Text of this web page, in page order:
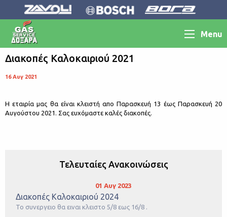
Menu
Διακοπές Καλοκαιριού 2021
16 Αυγ 2021
Η εταιρία μας θα είναι κλειστή απο Παρασκευή 13 έως Παρασκευή 20
Αυγούστου 2021. Σας ευχόμαστε καλές διακοπές.
Τελευταίες Ανακοινώσεις
01 Αυγ 2023
Διακοπές Καλοκαιριού 2024
Το συνεργειο θα ειναι κλειστο 5/8 εως 16/8 .